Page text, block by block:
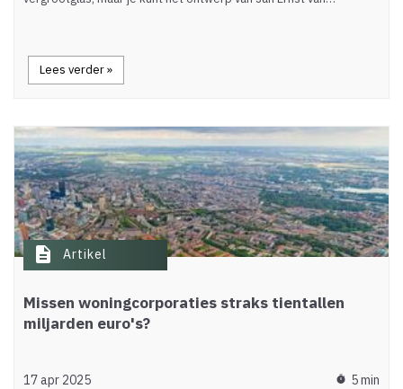
Lees verder »
description Artikel
Missen woningcorporaties straks tientallen
miljarden euro's?
17 apr 2025 timer 5 min